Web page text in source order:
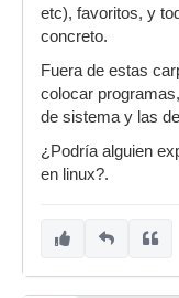
etc), favoritos, y
concreto.
Fuera de estas
colocar
de sistema y las
¿Podría alguien
en linux?.